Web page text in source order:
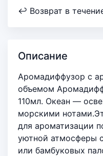
↩ Возврат в
Описание
Аромадиффузор с
объемом
110мл. Океан —
морскими
для ароматизации
уютной атмосферы
или бамбуковых